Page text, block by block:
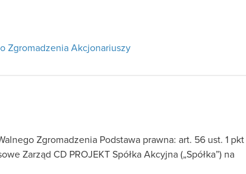
Zgromadzenia Akcjonariuszy
Zgromadzenia Podstawa prawna: art. 56 ust. 1 pkt
Zarząd CD PROJEKT Spółka Akcyjna („Spółka”) na